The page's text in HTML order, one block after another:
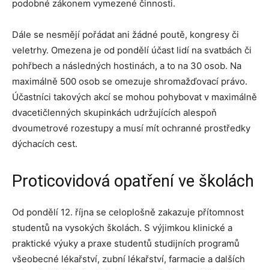
podobné zákonem vymezené činnosti.
Dále se nesmějí pořádat ani žádné poutě, kongresy či
veletrhy. Omezena je od pondělí účast lidí na svatbách či
pohřbech a následných hostinách, a to na 30 osob. Na
maximálně 500 osob se omezuje shromažďovací právo.
Účastníci takových akcí se mohou pohybovat v maximálně
dvacetičlenných skupinkách udržujících alespoň
dvoumetrové rozestupy a musí mít ochranné prostředky
dýchacích cest.
Proticovidová opatření ve školách
Od pondělí 12. října se celoplošně zakazuje přítomnost
studentů na vysokých školách. S výjimkou klinické a
praktické výuky a praxe studentů studijních programů
všeobecné lékařství, zubní lékařství, farmacie a dalších